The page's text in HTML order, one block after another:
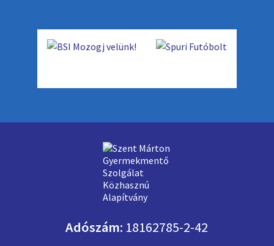
Adószám: 18162785-2-42